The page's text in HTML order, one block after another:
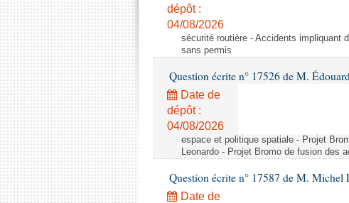
dépôt :
04/08/2026
sécurité routière - Accidents impliquant
sans permis
Question écrite n° 17526 de M.
Date de
dépôt :
04/08/2026
espace et politique spatiale - Projet
Leonardo - Projet Bromo de fusion des
Question écrite n° 17587 de M. Michel
Date de